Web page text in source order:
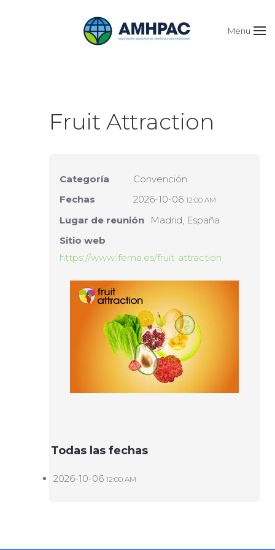
Menu
Fruit Attraction
Categoría
Convención
Fechas
2026-10-06 12:00 AM
Lugar de reunión
Madrid, España
Sitio web
https://www.ifema.es/fruit-attraction
Todas las fechas
2026-10-06 12:00 AM